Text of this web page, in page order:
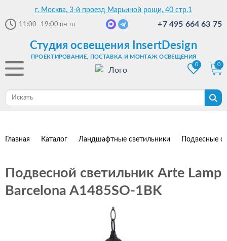
г. Москва, 3-й проезд Марьиной рощи, 40 стр.1
11:00–19:00 пн-пт +7 495 664 63 75
Студия освещения InsertDesign
ПРОЕКТИРОВАНИЕ, ПОСТАВКА И МОНТАЖ ОСВЕЩЕНИЯ
0
0
Главная Каталог Ландшафтные светильники Подвесные
Подвесной светильник Arte Lamp
Barcelona A1485SO-1BK